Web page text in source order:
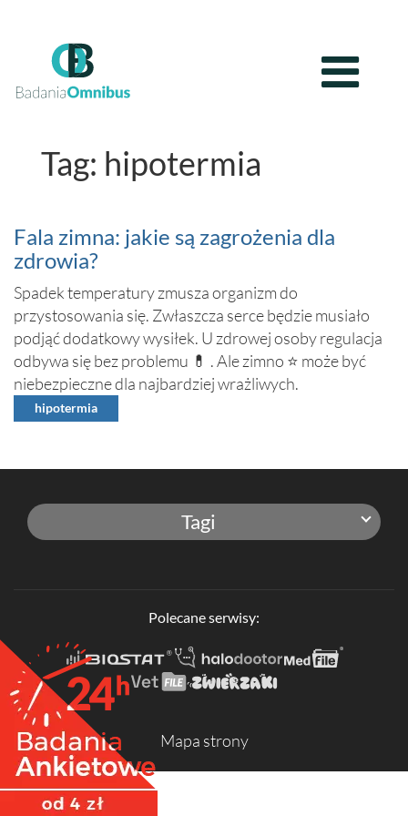
Tag: hipotermia
Fala zimna: jakie są zagrożenia dla
zdrowia?
Spadek temperatury zmusza organizm do
przystosowania się. Zwłaszcza serce będzie musiało
podjąć dodatkowy wysiłek. U zdrowej osoby regulacja
odbywa się bez problemu 💊 . Ale zimno ⭐ może być
niebezpieczne dla najbardziej wrażliwych.
hipotermia
Tagi
Polecane serwisy:
Mapa strony